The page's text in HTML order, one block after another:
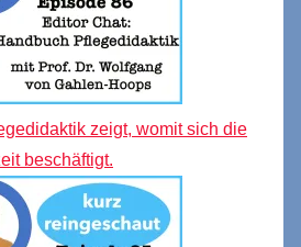
zeigt, womit sich die
beschäftigt.